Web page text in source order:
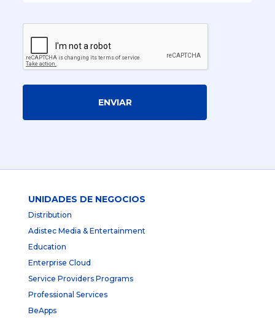
ENVIAR
UNIDADES DE NEGOCIOS
Distribution
Adistec Media & Entertainment
Education
Enterprise Cloud
Service Providers Programs
Professional Services
BeApps